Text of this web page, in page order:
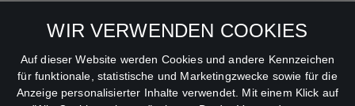
WIR VERWENDEN COOKIES
Auf dieser Website werden Cookies und andere Kennzeichen
für funktionale, statistische und Marketingzwecke sowie für die
Anzeige personalisierter Inhalte verwendet. Mit einem Klick auf
AGB